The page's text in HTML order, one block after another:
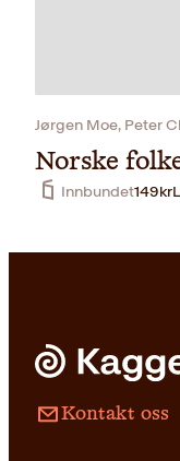
Jørgen Moe, Peter
Norske
Innbundet149kr
Kontakt oss